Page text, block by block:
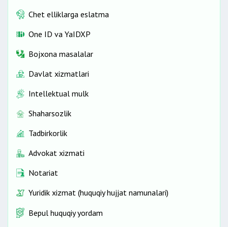
Chet elliklarga eslatma
One ID vа YaIDXP
Bojxona masalalar
Davlat xizmatlari
Intellektual mulk
Shaharsozlik
Tadbirkorlik
Advokat xizmati
Notariat
Yuridik xizmat (huquqiy hujjat namunalari)
Bepul huquqiy yordam